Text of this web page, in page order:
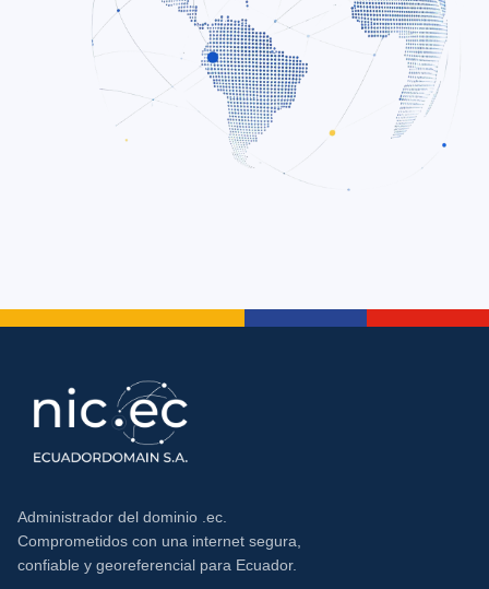
Administrador del dominio .ec.
Comprometidos con una internet segura,
confiable y georeferencial para Ecuador.